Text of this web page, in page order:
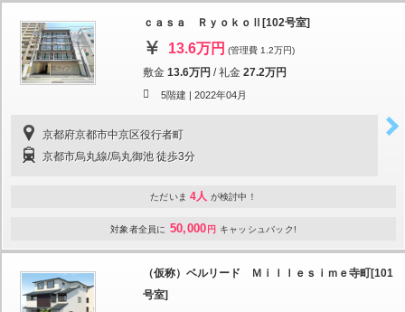
ｃａｓａ ＲｙｏｋｏⅡ[102号室]
13.6万円 (管理費 1.2万円)
敷金 13.6万円 /礼金 27.2万円
5階建 | 2022年04月
京都府京都市中京区役行者町
京都市烏丸線/烏丸御池 徒歩3分
ただいま 4人 が検討中！
対象者全員に 50,000 円 キャッシュバック!
（仮称）ベルリード Ｍｉｌｌｅｓｉｍｅ寺町[101
号室]